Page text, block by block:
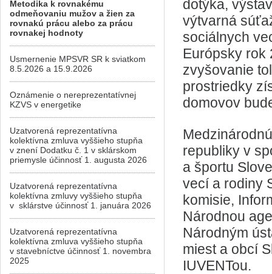
dotýka,
výtvarná
sociálnych
Európsky rok
zvyšovanie
prostriedky
domovov
republiky v
a športu
vecí a rodiny
komisie,
Národnou
Národným
miest a obcí
IUVENTou.
Metodika k rovnakému
odmeňovaniu mužov a žien za
rovnakú prácu alebo za prácu
rovnakej hodnoty
Usmernenie MPSVR SR k sviatkom
8.5.2026 a 15.9.2026
Oznámenie o nereprezentatívnej
KZVS v energetike
Uzatvorená reprezentatívna
kolektívna zmluva vyššieho stupňa
v znení Dodatku č. 1 v sklárskom
priemysle účinnosť 1. augusta 2026
Uzatvorená reprezentatívna
kolektívna zmluvy vyššieho stupňa
v sklárstve účinnosť 1. januára 2026
Uzatvorená reprezentatívna
kolektívna zmluva vyššieho stupňa
v stavebníctve účinnosť 1. novembra
2025